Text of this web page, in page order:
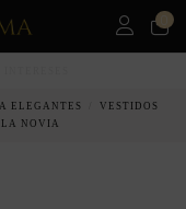
ELEGANTES
VESTIDOS
LA NOVIA